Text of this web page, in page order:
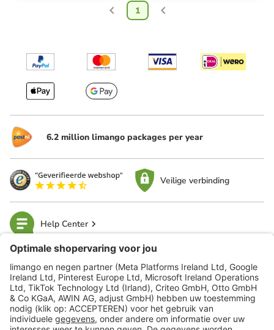
1
6.2 million limango packages per year
Veilige verbinding
Help Center
limango
Veilig winkelen
Klantenservice